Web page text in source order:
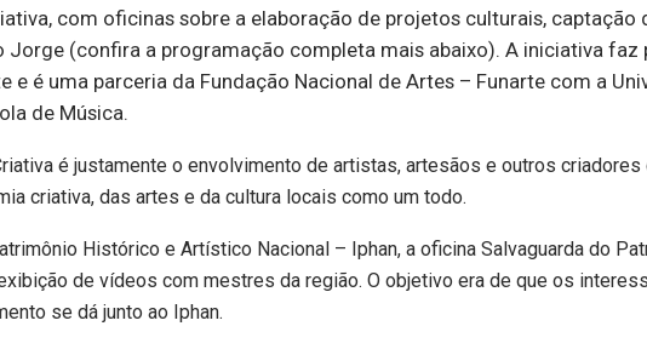
com oficinas sobre a elaboração de projetos culturais, captação
(confira a programação completa mais abaixo). A iniciativa faz
e é uma parceria da Fundação Nacional de Artes – Funarte com a
de Música.
é justamente o envolvimento de artistas, artesãos e outros criadores
criativa, das artes e da cultura locais como um todo.
Histórico e Artístico Nacional – Iphan, a oficina Salvaguarda do
de vídeos com mestres da região. O objetivo era de que os
se dá junto ao Iphan.